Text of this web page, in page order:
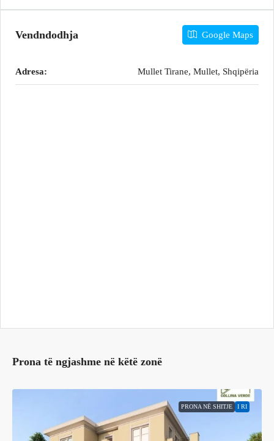
Vendndodhja Google Maps
Adresa: Mullet Tirane, Mullet, Shqipëria
Prona të ngjashme në këtë zonë
PRONA NË SHITJE I RI